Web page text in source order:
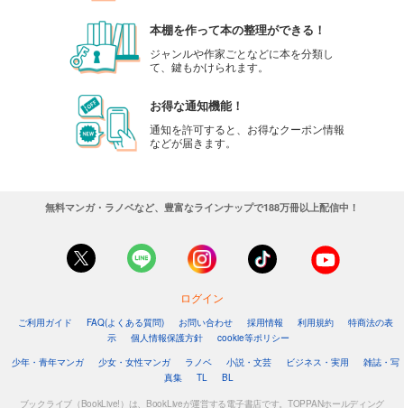
110円 (税込)
110
円 (税込)
試し読み
本棚を作って本の整理ができる！
ジャンルや作家ごとなどに本を分類し
て、鍵もかけられます。
お得な通知機能！
通知を許可すると、お得なクーポン情報
などが届きます。
無料マンガ・ラノベなど、豊富なラインナップで188万冊以上配信中！
ログイン
ご利用ガイド FAQ(よくある質問) お問い合わせ 採用情報 利用規約
特商法の表
示
個人情報保護方針
cookie等ポリシー
少年・青年マンガ
少女・女性マンガ ラノベ 小説・文芸 ビジネス・実用
雑誌・写
真集
TL BL
ブックライブ（BookLive!）は、BookLiveが運営する電子書店です。TOPPANホールディング